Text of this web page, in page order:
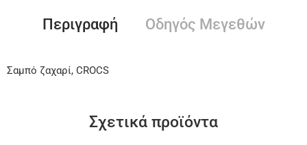
Περιγραφή Οδηγός Μεγεθών
Σαμπό ζαχαρί, CROCS
Σχετικά προϊόντα